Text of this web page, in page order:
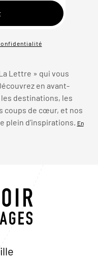
Lettre » qui vous
en avant-
destinations, les
coups de cœur, et nos
plein d’inspirations.
En